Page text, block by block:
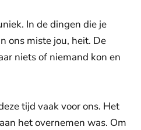
In de dingen die je
ons miste jou, heit. De
niets of niemand kon en
tijd vaak voor ons. Het
het overnemen was. Om